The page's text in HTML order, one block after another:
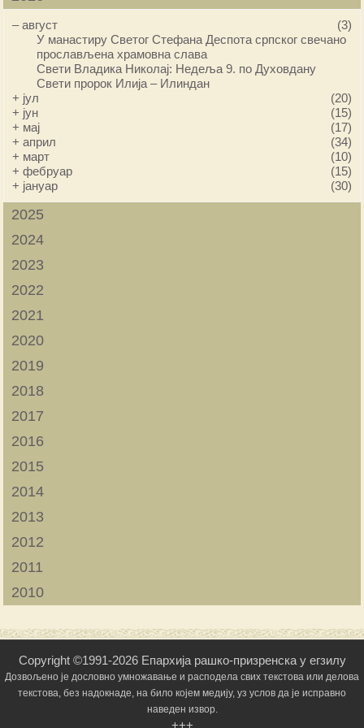
–август
(3)
У манастиру Светог Стефана Деспота српског свечано
прослављена храмовна слава
Свети Владика Николај: Недеља 9. по Духовдану
Свети пророк Илија – Илиндан
+ јул
(20)
+ јун
(15)
+ мај
(17)
+април
(34)
+ март
(10)
+фебруар
(15)
+ јануар (30)
2025
2024
2023
2022
2021
2020
2019
2018
2017
2016
2015
2014
2013
2012
2011
2010
Copyright ©1991-2026 Епархија рашко-призренска у егзилу
Дозвољено је дословно умножавање и расподела свих текстова или делова
текстова, без надокнаде, на било којем медију, уз услов да је исправно
наведен извор.
+++